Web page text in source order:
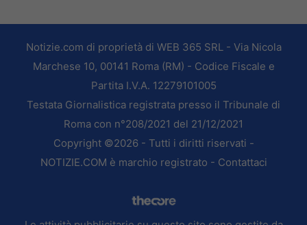
Notizie.com di proprietà di WEB 365 SRL - Via Nicola
Marchese 10, 00141 Roma (RM) - Codice Fiscale e
Partita I.V.A. 12279101005
Testata Giornalistica registrata presso il Tribunale di
Roma con n°208/2021 del 21/12/2021
Copyright ©2026 - Tutti i diritti riservati -
NOTIZIE.COM è marchio registrato - Contattaci